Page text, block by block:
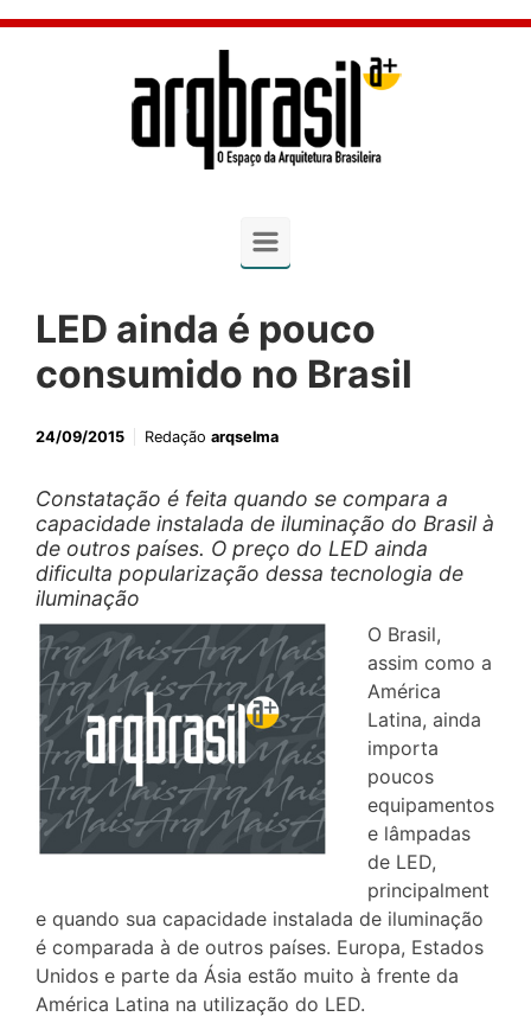
Skip to main content
LED ainda é pouco
consumido no Brasil
24/09/2015 Redação arqselma
Constatação é feita quando se compara a
capacidade instalada de iluminação do Brasil à
de outros países. O preço do LED ainda
dificulta popularização dessa tecnologia de
iluminação
O Brasil,
assim como a
América
Latina, ainda
importa
poucos
equipamentos
e lâmpadas
de LED,
principalment
e quando sua capacidade instalada de iluminação
é comparada à de outros países. Europa, Estados
Unidos e parte da Ásia estão muito à frente da
América Latina na utilização do LED.